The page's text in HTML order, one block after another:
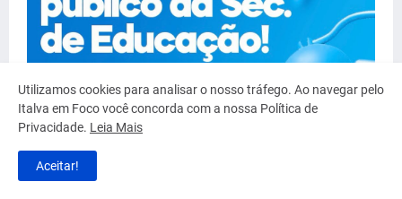
Utilizamos cookies para analisar o nosso tráfego. Ao navegar pelo
Italva em Foco você concorda com a nossa Política de
Privacidade. Leia Mais
Aceitar!